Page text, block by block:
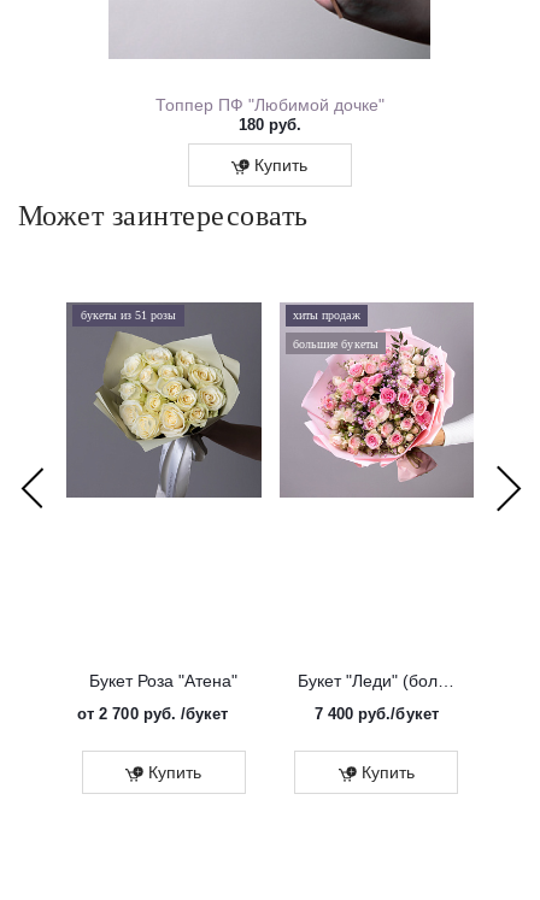
Топпер ПФ "Любимой дочке"
180 руб.
Купить
Может заинтересовать
букеты из 51 розы
Букет Роза "Атена"
от2 700 руб. /букет
Купить
хиты продаж
большие букеты
Букет "Леди" (большой)
7 400 руб./букет
Купить